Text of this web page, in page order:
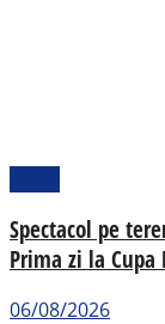
Spectacol pe
Prima zi la
06/08/2026